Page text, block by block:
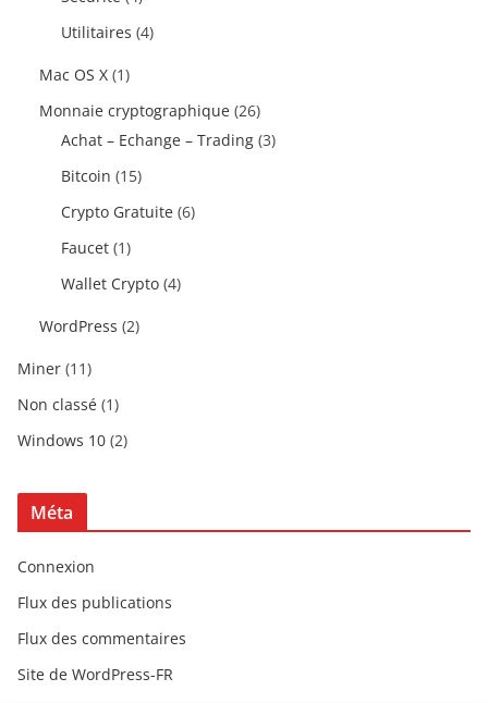
Utilitaires (4)
Mac OS X (1)
Monnaie cryptographique (26)
Achat – Echange – Trading (3)
Bitcoin (15)
Crypto Gratuite (6)
Faucet (1)
Wallet Crypto (4)
WordPress (2)
Miner (11)
Non classé (1)
Windows 10 (2)
Méta
Connexion
Flux des publications
Flux des commentaires
Site de WordPress-FR